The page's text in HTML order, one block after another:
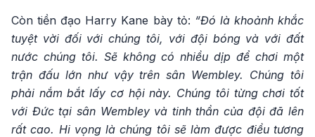
Còn tiền đạo Harry Kane bày tỏ: “Đó là khoảnh khắc
tuyệt vời đối với chúng tôi, với đội bóng và với đất
nước chúng tôi. Sẽ không có nhiều dịp để chơi một
trận đấu lớn như vậy trên sân Wembley. Chúng tôi
phải nắm bắt lấy cơ hội này. Chúng tôi từng chơi tốt
với Đức tại sân Wembley và tinh thần của đội đã lên
rất cao. Hi vọng là chúng tôi sẽ làm được điều tương